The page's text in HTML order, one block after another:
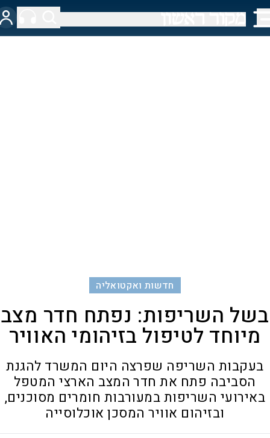
חדשות ואקטואליה
בשל השריפות: נפתח חדר מצב
מיוחד לטיפול בזיהומי האוויר
בעקבות השריפה שפרצה היום המשרד להגנת
הסביבה פתח את חדר המצב הארצי המטפל
באירועי השריפות במעורבות חומרים מסוכנים,
ובזיהום אוויר המסכן אוכלוסייה